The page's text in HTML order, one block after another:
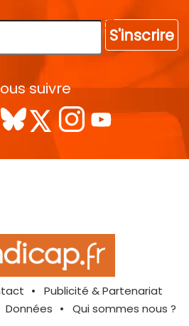
S'inscrire
suivre
Publicité & Partenariat
Données Qui sommes nous ?